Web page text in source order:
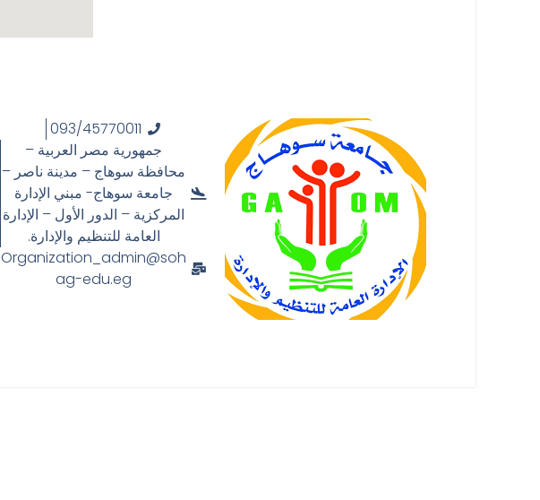
093/45770011
جمهورية مصر العربية –
محافظة سوهاج – مدينة ناصر –
جامعة سوهاج- مبني الإدارة
المركزية – الدور الأول – الإدارة
العامة للتنظيم والإدارة.
Organization_admin@soh
ag-edu.eg